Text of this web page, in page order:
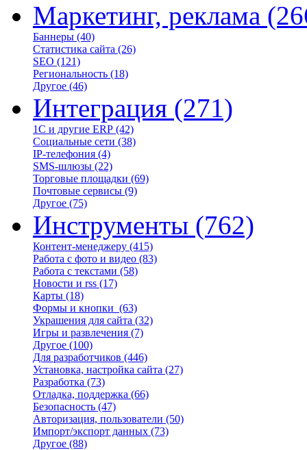
Маркетинг, реклама
Баннеры (40)
Статистика сайта (26)
SEO (121)
Региональность (18)
Другое (46)
Интеграция (271)
1С и другие ERP (42)
Социальные сети (38)
IP-телефония (4)
SMS-шлюзы (22)
Торговые площадки (69)
Почтовые сервисы (9)
Другое (75)
Инструменты (762)
Контент-менеджеру (415)
Работа с фото и видео (83)
Работа с текстами (58)
Новости и rss (17)
Карты (18)
Формы и кнопки (63)
Украшения для сайта (32)
Игры и развлечения (7)
Другое (100)
Для разработчиков (446)
Установка, настройка сайта (27)
Разработка (73)
Отладка, поддержка (66)
Безопасность (47)
Авторизация, пользователи (50)
Импорт/экспорт данных (73)
Другое (88)